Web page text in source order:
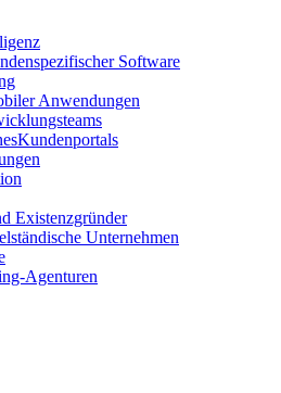
Software
Anwendungen
Existenzgründer
Unternehmen
Agenturen